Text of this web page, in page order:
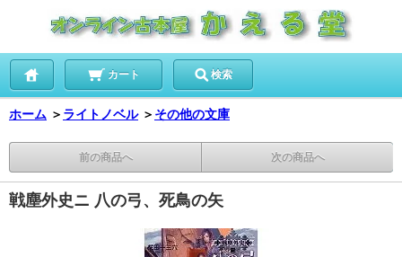
カート 検索
ホーム ＞ ライトノベル ＞ その他の文庫
前の商品へ 次の商品へ
戦塵外史ニ 八の弓、死鳥の矢